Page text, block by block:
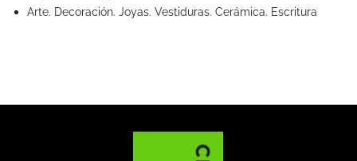
Arte. Decoración. Joyas. Vestiduras. Cerámica. Escritura